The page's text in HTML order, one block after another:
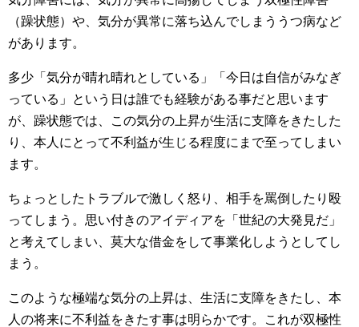
（躁状態）や、気分が異常に落ち込んでしまううつ病など
があります。
多少「気分が晴れ晴れとしている」「今日は自信がみなぎ
っている」という日は誰でも経験がある事だと思います
が、躁状態では、この気分の上昇が生活に支障をきたした
り、本人にとって不利益が生じる程度にまで至ってしまい
ます。
ちょっとしたトラブルで激しく怒り、相手を罵倒したり殴
ってしまう。思い付きのアイディアを「世紀の大発見だ」
と考えてしまい、莫大な借金をして事業化しようとしてし
まう。
このような極端な気分の上昇は、生活に支障をきたし、本
人の将来に不利益をきたす事は明らかです。これが双極性